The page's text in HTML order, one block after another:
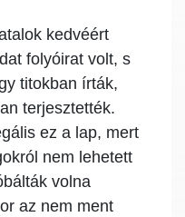
kedvéért
folyóirat volt, s
titokban írták,
terjesztették.
ez a lap, mert
nem lehetett
volna
az nem ment